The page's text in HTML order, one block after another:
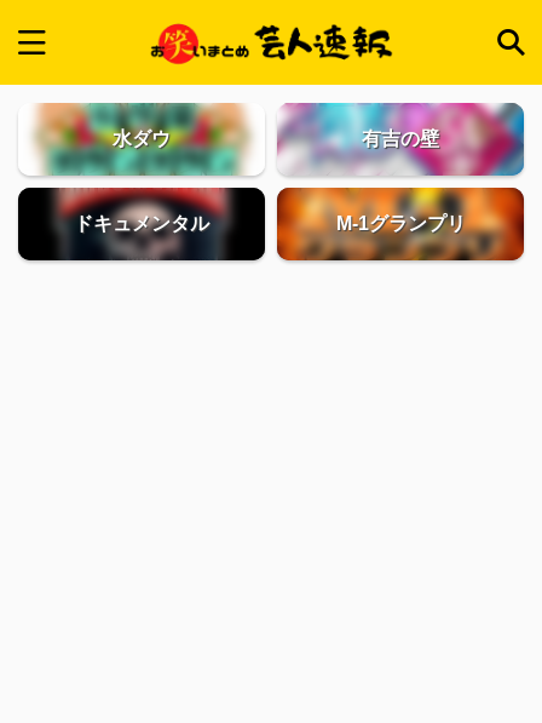
水ダウ 有吉の壁
ドキュメンタル M-1グランプリ